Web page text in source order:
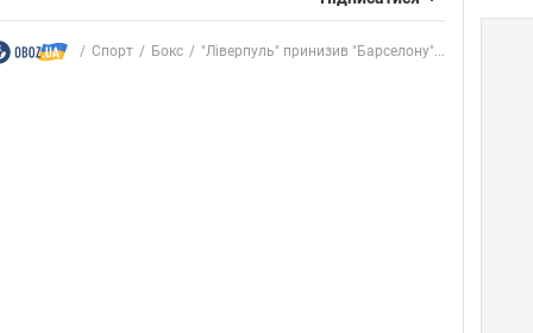
Спорт Бокс "Ліверпуль" принизив "Барселону"...